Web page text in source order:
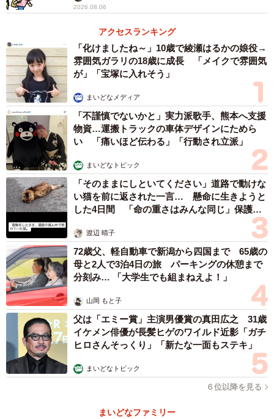
2026.08.06
アクセスランキング
「化けましたね～」10歳で綾瀬はるかの娘役→
雰囲気ガラリの18歳に成長 「メイクで雰囲気
が」「宝塚に入れそう」
まいどなメディア
「不謹慎でないかと」実力派歌手、熊本へ支援
物資…運搬トラックの車体デザインにためら
い 「痛いほど伝わる」「行動され立派」
まいどなトピック
「そのままにしといてください」道路で動けな
い猫を前に返された一言… 懸命に生きようと
した4日間 「命の重さはみんな同じ」保護団
渡辺 晴子
72歳父、軽自動車で新潟から四国まで 65歳の
母と2人で3泊4日の旅 パーキングの休憩まで
分刻み… 「大学生でも組まねえよ！」
山岡 もと子
父は「エミー賞」主演男優賞の真田広之 31歳
イケメン俳優が長髪ヒゲのワイルド近影「ガチ
ヒロさんそっくり」「新たな一面もステキ」
まいどなトピック
６位以降を見る
まいどなファミリー